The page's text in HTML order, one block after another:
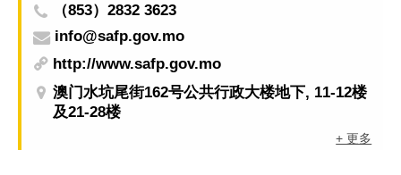
（853）2832 3623
info@safp.gov.mo
http://www.safp.gov.mo
澳门水坑尾街162号公共行政大楼地下, 11-12楼
及21-28楼
+ 更多